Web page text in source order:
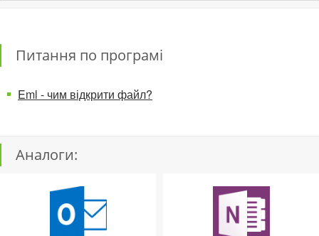
Питання по програмі
Eml - чим відкрити файл?
Аналоги: